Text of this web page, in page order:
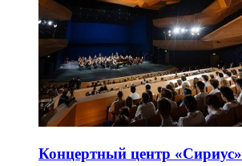
Концертный центр «Сириус»